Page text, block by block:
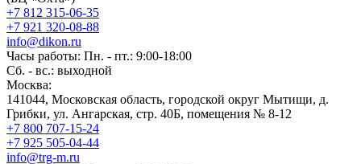
+7 812 315-06-35
+7 921 320-08-88
info@dikon.ru
Часы работы: Пн. - пт.: 9:00-18:00
Сб. - вс.: выходной
Москва:
141044, Московская область, городской округ Мытищи, д.
Грибки, ул. Ангарская, стр. 40Б, помещения № 8-12
+7 800 707-15-24
+7 925 505-04-44
info@trg-m.ru